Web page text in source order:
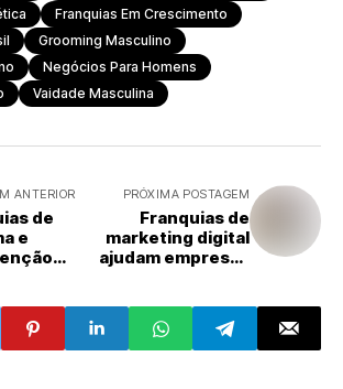
Franquias Em Crescimento
Grooming Masculino
Negócios Para Homens
Vaidade Masculina
ANTERIOR
de
e
em
PRÓXIMA POSTAGEM
Franquias de
marketing digital
ajudam empresas
ambiente online